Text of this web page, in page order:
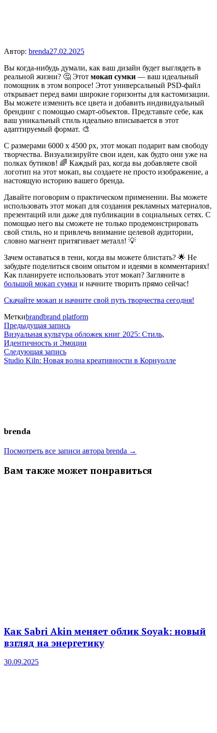
Автор: brenda27.02.2025
Вы когда-нибудь думали, как ваш дизайн будет выглядеть в
реальной жизни? 🤔 Этот мокап сумки — ваш идеальный
помощник в этом вопросе! Этот универсальный PSD-файл
открывает перед вами широкие горизонты для кастомизации.
Вы можете изменить все цвета и добавить индивидуальный
брендинг с помощью смарт-объектов. Представьте себе, как
ваш уникальный стиль идеально вписывается в этот
адаптируемый формат. 🎨
С размерами 6000 x 4500 px, этот мокап подарит вам свободу
творчества. Визуализируйте свои идеи, как будто они уже на
полках бутиков! 🌈 Каждый раз, когда вы добавляете свой
логотип на этот мокап, вы создаете не просто изображение, а
настоящую историю вашего бренда.
Давайте поговорим о практическом применении. Вы можете
использовать этот мокап для создания рекламных материалов,
презентаций или даже для публикации в социальных сетях. С
помощью него вы сможете не только продемонстрировать
свой стиль, но и привлечь внимание целевой аудитории,
словно магнент притягивает металл! 💡
Зачем оставаться в тени, когда вы можете блистать? 🌟 Не
забудьте поделиться своим опытом и идеями в комментариях!
Как планируете использовать этот мокап? Загляните в
большой мокап сумки и начните творить прямо сейчас!
Скачайте мокап и начните свой путь творчества сегодня!
Меткиbrandbrand platform
Навигация
по
записям
Предыдущая записьПредыдущая
запись:
Визуальная культура обложек книг 2025: Стиль,
Идентичность и Эмоции
Следующая записьСледующая
запись:
Studio Kiln: Новая волна креативности в Корнуолле
brenda
Посмотреть все записи автора brenda →
Вам также может понравиться
Как Sabri Akin меняет облик Soyak: новый
взгляд на энергетику
30.09.2025